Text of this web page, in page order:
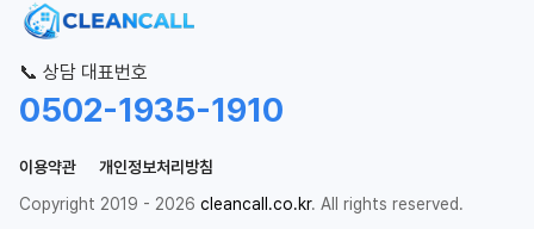
📞 상담 대표번호
0502-1935-1910
이용약관
개인정보처리방침
Copyright 2019 - 2026 cleancall.co.kr. All rights reserved.